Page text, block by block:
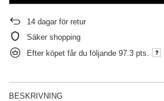
14 dagar för retur
Säker shopping
Efter köpet får du följande 97.3 pts.
BESKRIVNING